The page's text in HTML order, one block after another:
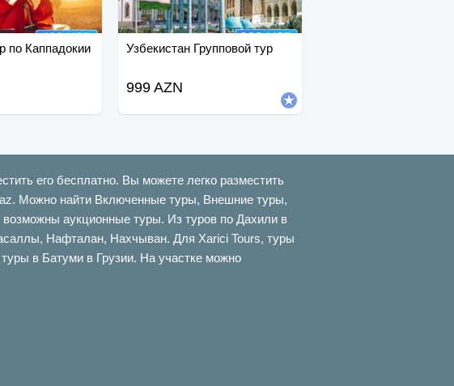
по Каппадокии Узбекистан Групповой тур
999 AZN
его бесплатно. Вы можете легко разместить
Можно найти Включенные туры, Внешние туры,
аукционные туры. Из туров по Дахили в
Нафталан, Нахчыван. Для Xarici Tours, туры
в Батуми в Грузии. На участке можно